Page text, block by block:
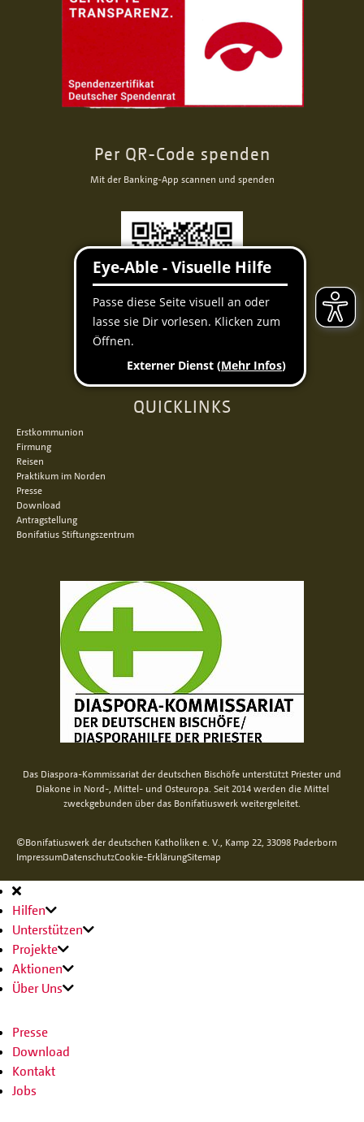
Per QR-Code spenden
Mit der Banking-App scannen und spenden
FacebookInstagramYoutube
QUICKLINKS
Erstkommunion
Firmung
Reisen
Praktikum im Norden
Presse
Download
Antragstellung
Bonifatius Stiftungszentrum
Das Diaspora-Kommissariat der deutschen Bischöfe unterstützt Priester und
Diakone in Nord-, Mittel- und Osteuropa. Seit 2014 werden die Mittel
zweckgebunden über das Bonifatiuswerk weitergeleitet.
©Bonifatiuswerk der deutschen Katholiken e. V., Kamp 22, 33098 Paderborn
ImpressumDatenschutzCookie-ErklärungSitemap
Hauptnavigation
Hilfen
Unterstützen
Projekte
Aktionen
Über Uns
Presse
Download
Kontakt
Jobs